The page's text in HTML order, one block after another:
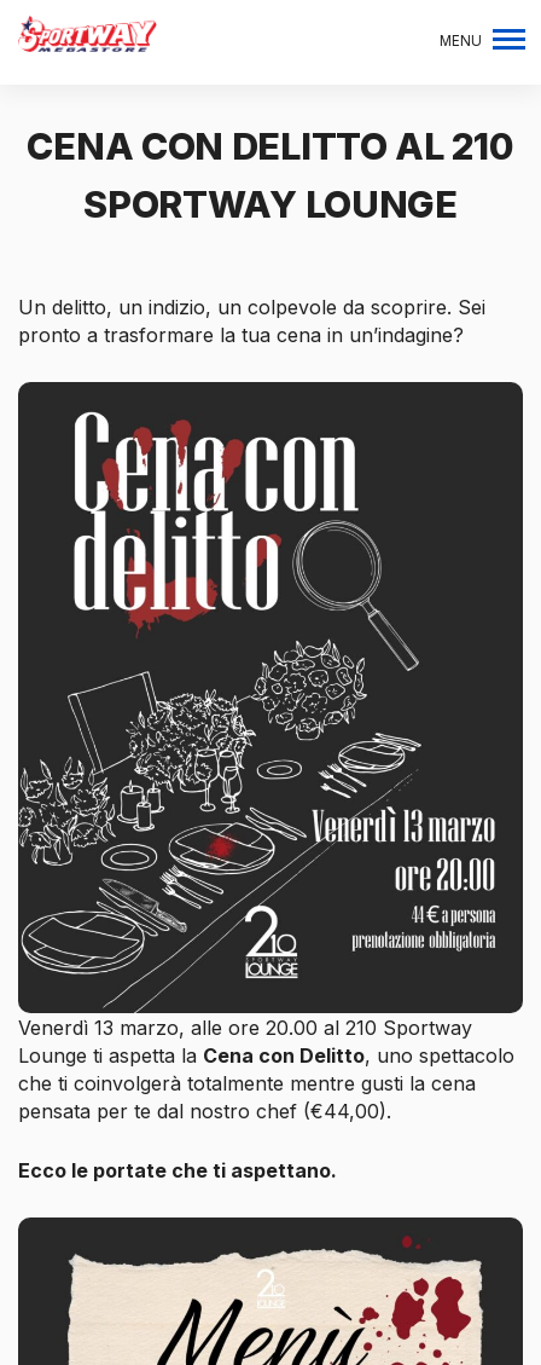
MENU
CENA CON DELITTO AL 210
SPORTWAY LOUNGE
Un delitto, un indizio, un colpevole da scoprire. Sei
pronto a trasformare la tua cena in un’indagine?
Venerdì 13 marzo, alle ore 20.00 al 210 Sportway
Lounge ti aspetta la Cena con Delitto, uno spettacolo
che ti coinvolgerà totalmente mentre gusti la cena
pensata per te dal nostro chef (€44,00).
Ecco le portate che ti aspettano.